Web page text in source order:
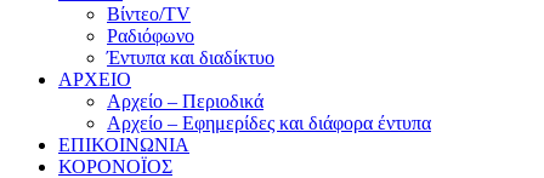
Βίντεο/TV
Ραδιόφωνο
Έντυπα και διαδίκτυο
ΑΡΧΕΙΟ
Αρχείο – Περιοδικά
Αρχείο – Εφημερίδες και διάφορα έντυπα
ΕΠΙΚΟΙΝΩΝΙΑ
ΚΟΡΟΝΟΪΟΣ